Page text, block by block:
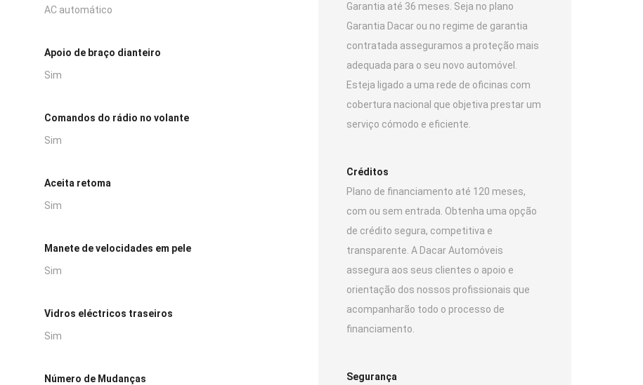
AC automático
Apoio de braço dianteiro
Sim
Comandos do rádio no volante
Sim
Aceita retoma
Sim
Manete de velocidades em pele
Sim
Vidros eléctricos traseiros
Sim
Número de Mudanças
Garantia até 36 meses. Seja no plano
Garantia Dacar ou no regime de garantia
contratada asseguramos a proteção mais
adequada para o seu novo automóvel.
Esteja ligado a uma rede de oficinas com
cobertura nacional que objetiva prestar um
serviço cómodo e eficiente.
Créditos
Plano de financiamento até 120 meses,
com ou sem entrada. Obtenha uma opção
de crédito segura, competitiva e
transparente. A Dacar Automóveis
assegura aos seus clientes o apoio e
orientação dos nossos profissionais que
acompanharão todo o processo de
financiamento.
Segurança